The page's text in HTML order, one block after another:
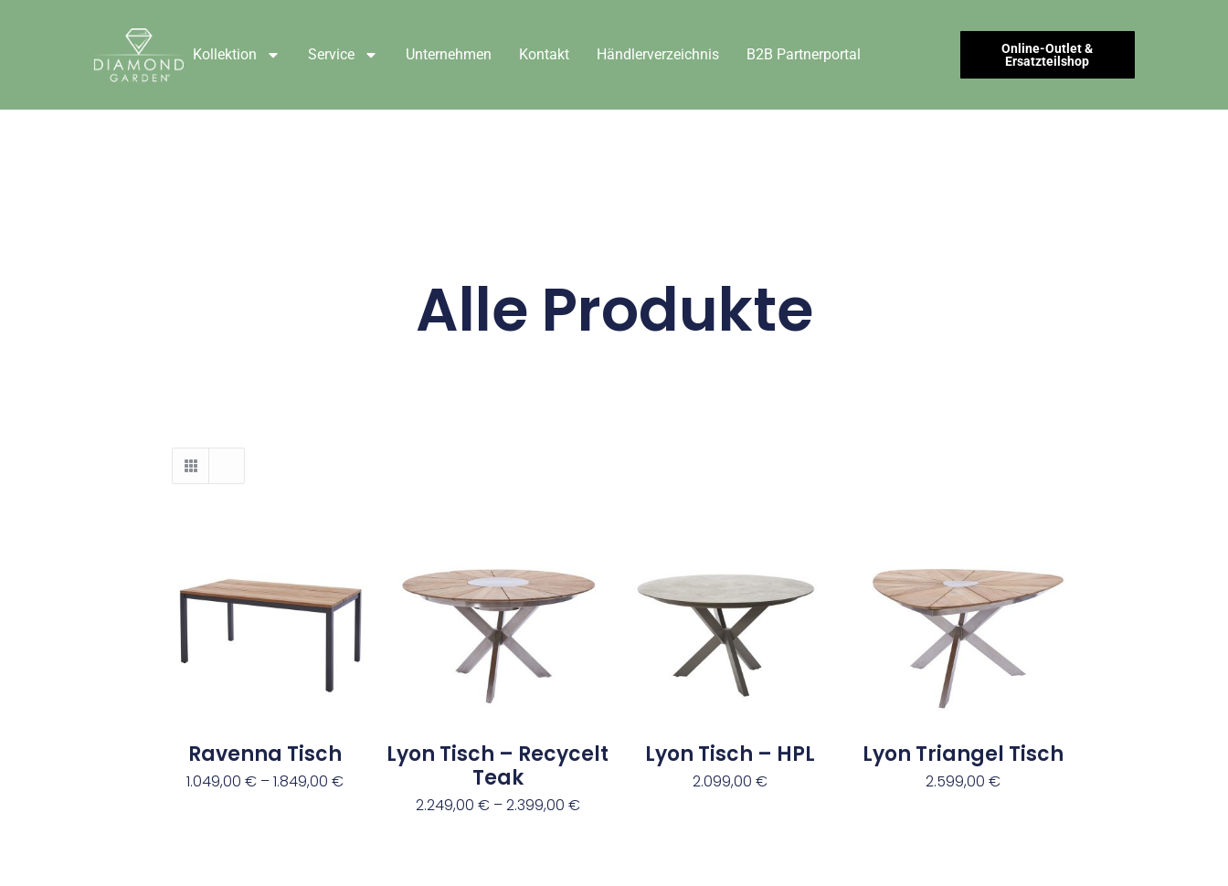
Kollektion Service Unternehmen Kontakt Händlerverzeichnis B2B Partnerportal
Online-Outlet &
Ersatzteilshop
Alle Produkte
Ravenna Tisch
1.049,00€ –1.849,00€
Lyon Tisch – Recycelt
Teak
2.249,00 € –2.399,00 €
Lyon Tisch – HPL
2.099,00€
Lyon Triangel Tisch
2.599,00 €